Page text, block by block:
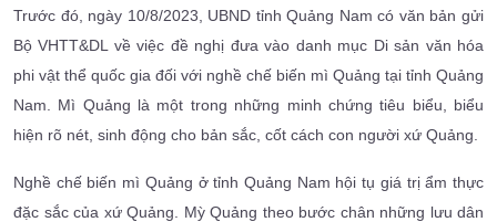
Trước đó, ngày 10/8/2023, UBND tỉnh Quảng Nam có văn bản gửi
Bộ VHTT&DL về việc đề nghị đưa vào danh mục Di sản văn hóa
phi vật thể quốc gia đối với nghề chế biến mì Quảng tại tỉnh Quảng
Nam. Mì Quảng là một trong những minh chứng tiêu biểu, biểu
hiện rõ nét, sinh động cho bản sắc, cốt cách con người xứ Quảng.
Nghề chế biến mì Quảng ở tỉnh Quảng Nam hội tụ giá trị ẩm thực
đặc sắc của xứ Quảng. Mỳ Quảng theo bước chân những lưu dân